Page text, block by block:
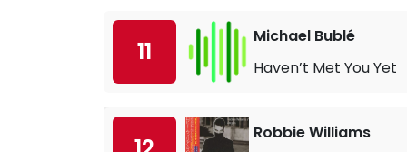
11
Michael Bublé
Haven’t Met You Yet
Robbie Williams